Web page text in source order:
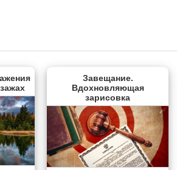
Завещание.
Вдохновляющая
зарисовка